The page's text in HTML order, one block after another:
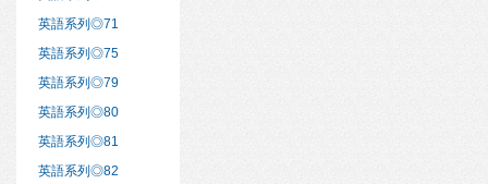
英語系列◎71
英語系列◎75
英語系列◎79
英語系列◎80
英語系列◎81
英語系列◎82